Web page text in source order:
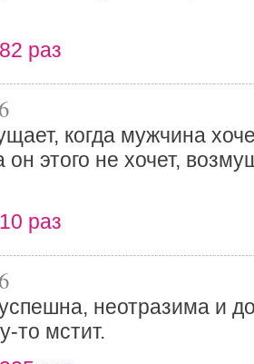
раз
когда мужчина
он этого не хочет,
раз
неотразима и
то мстит.